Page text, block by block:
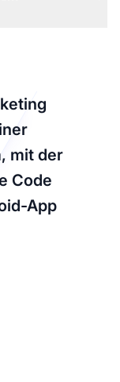
mit der
Code
App